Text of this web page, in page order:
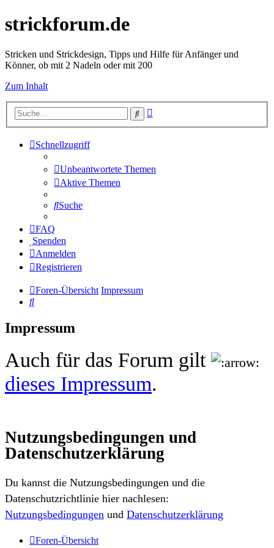
strickforum.de
Stricken und Strickdesign, Tipps und Hilfe für Anfänger und
Könner, ob mit 2 Nadeln oder mit 200
Zum Inhalt
Suche
Schnellzugriff
Unbeantwortete Themen
Aktive Themen
Suche
FAQ
Spenden
Anmelden
Registrieren
Foren-Übersicht Impressum
Suche
Impressum
Auch für das Forum gilt
dieses Impressum.
Nutzungsbedingungen und
Datenschutzerklärung
Du kannst die Nutzungsbedingungen und die
Datenschutzrichtlinie hier nachlesen:
Nutzungsbedingungen und Datenschutzerklärung
Foren-Übersicht